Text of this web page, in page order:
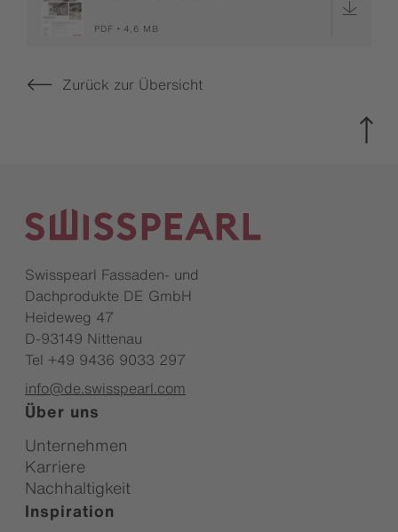
PDF 4,6 MB
Zurück zur Übersicht
Swisspearl Fassaden- und
Dachprodukte DE GmbH
Heideweg 47
D-93149 Nittenau
Tel +49 9436 9033 297
info@de.swisspearl.com
Über uns
Unternehmen
Karriere
Nachhaltigkeit
Inspiration